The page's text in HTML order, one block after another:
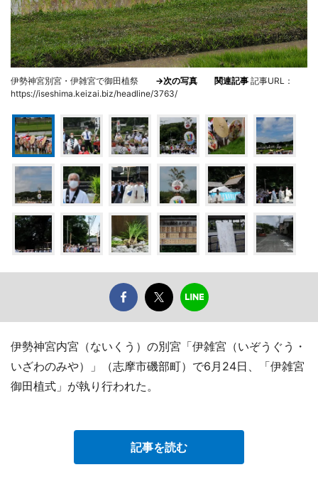
伊勢神宮別宮・伊雑宮で御田植祭 →次の写真 関連記事 記事URL：
https://iseshima.keizai.biz/headline/3763/
伊勢神宮内宮（ないくう）の別宮「伊雑宮（いぞうぐう・
いざわのみや）」（志摩市磯部町）で6月24日、「伊雑宮
御田植式」が執り行われた。
記事を読む